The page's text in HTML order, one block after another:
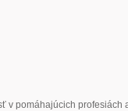
v pomáhajúcich profesiách